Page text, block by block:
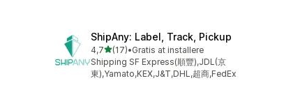
ShipAny: Label, Track, Pickup
4,7ud af 5 stjerner
(17)
17 anmeldelser i alt
•Gratis at installere
Shipping SF Express(順豐),JDL(京
東),Yamato,KEX,J&T,DHL,超商,FedEx